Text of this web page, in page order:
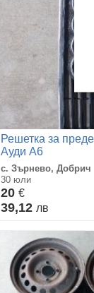
Решетка за
Ауди А6
с. Зърнево, Добрич
30 юли
20 €
39,12 лв